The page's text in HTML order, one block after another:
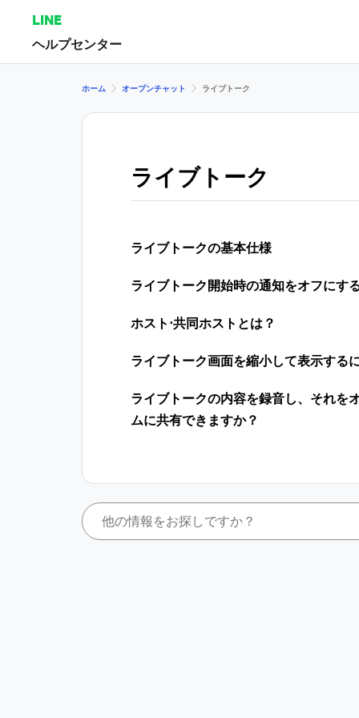
LINE
ヘルプセンター
ホーム オープンチャット ライブトーク
ライブトーク
ライブトークの基本仕様
ライブトーク開始時の通知をオフにす
ホスト⋅共同ホストとは？
ライブトーク画面を縮小して表示する
ライブトークの内容を録音し、それを
ムに共有できますか？